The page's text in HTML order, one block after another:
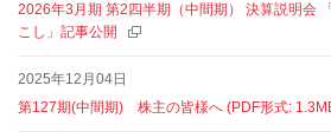
2026年3⽉期 第2四半期（中間期） 決算説明会
こし」記事公開
2025年12月04日
第127期(中間期) 株主の皆様へ (PDF形式: